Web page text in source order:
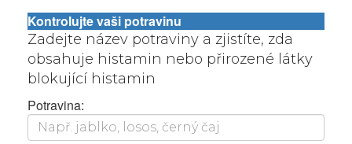
Kontrolujte vaši potravinu
Zadejte název potraviny a zjistíte, zda
obsahuje histamin nebo přirozené látky
blokující histamin
Potravina: